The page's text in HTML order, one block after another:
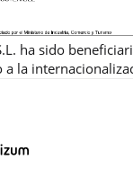
ha sido
la